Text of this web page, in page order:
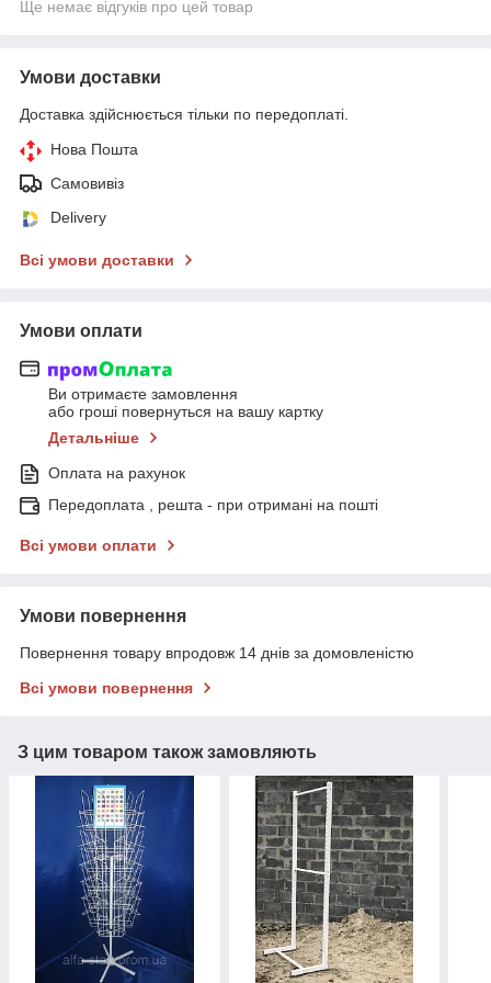
Ще немає відгуків про цей товар
Умови доставки
Доставка здійснюється тільки по передоплаті.
Нова Пошта
Самовивіз
Delivery
Всі умови доставки
Умови оплати
Ви отримаєте замовлення
або гроші повернуться на вашу картку
Детальніше
Оплата на рахунок
Передоплата , решта - при отримані на пошті
Всі умови оплати
Умови повернення
Повернення товару впродовж 14 днів за домовленістю
Всі умови повернення
З цим товаром також замовляють